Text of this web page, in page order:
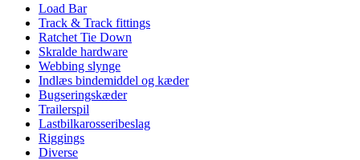
Load Bar
Track & Track fittings
Ratchet Tie Down
Skralde hardware
Webbing slynge
Indlæs bindemiddel og kæder
Bugseringskæder
Trailerspil
Lastbilkarosseribeslag
Riggings
Diverse